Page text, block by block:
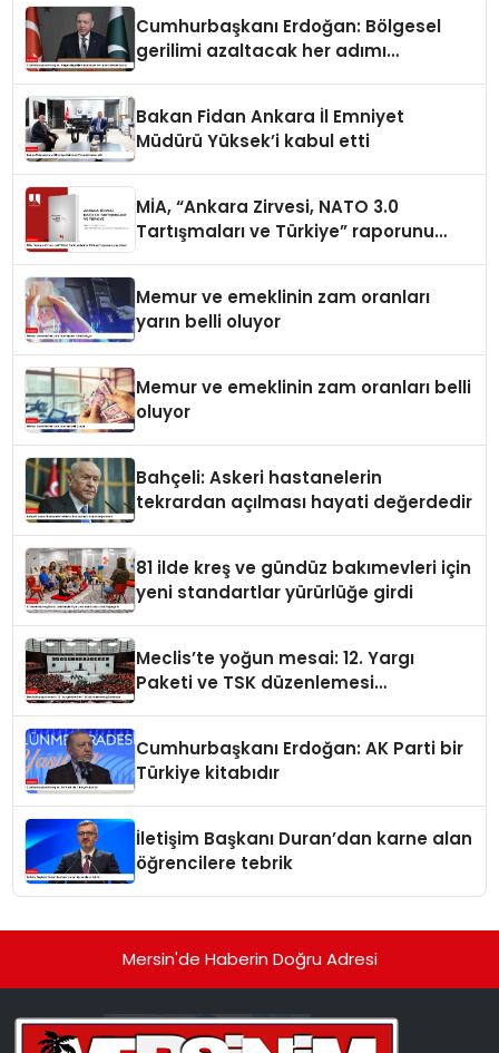
Cumhurbaşkanı Erdoğan: Bölgesel
gerilimi azaltacak her adımı
Bakan Fidan Ankara İl Emniyet
Müdürü Yüksek’i kabul etti
MİA, “Ankara Zirvesi, NATO 3.0
Tartışmaları ve Türkiye” raporunu
Memur ve emeklinin zam oranları
yarın belli oluyor
Memur ve emeklinin zam oranları belli
oluyor
Bahçeli: Askeri hastanelerin
tekrardan açılması hayati değerdedir
81 ilde kreş ve gündüz bakımevleri için
yeni standartlar yürürlüğe girdi
Meclis’te yoğun mesai: 12. Yargı
Paketi ve TSK düzenlemesi
Cumhurbaşkanı Erdoğan: AK Parti bir
Türkiye kitabıdır
İletişim Başkanı Duran’dan karne alan
öğrencilere tebrik
Mersin'de Haberin Doğru Adresi